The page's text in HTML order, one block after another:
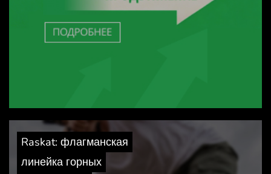
Raskat: флагманская
линейка горных